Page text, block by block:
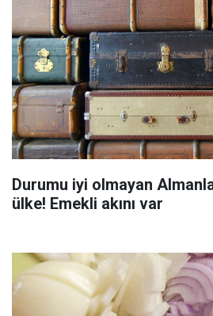
Durumu iyi olmayan
ülke! Emekli akını var